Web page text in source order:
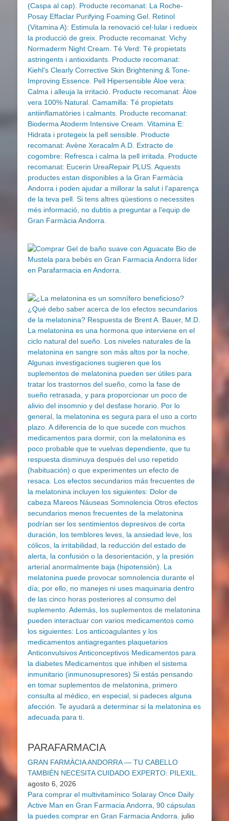
PARAFARMACIA
GRAN FARMÀCIA ANDORRA — TU CABELLO
TAMBIÉN NECESITA CUIDADO EXPERTO: PILEXIL.
agosto 6, 2026
Para comprar el multivitamínico Solaray Once Daily
Active Man en Gran Farmacia Andorra, 90 cápsulas
la puedes comprar en Gran Farmacia Andorra.
julio